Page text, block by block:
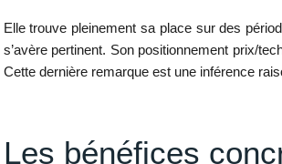
Elle trouve pleinement sa place sur des
s’avère pertinent. Son positionnement prix/
Cette dernière remarque est une inférence
Les bénéfices